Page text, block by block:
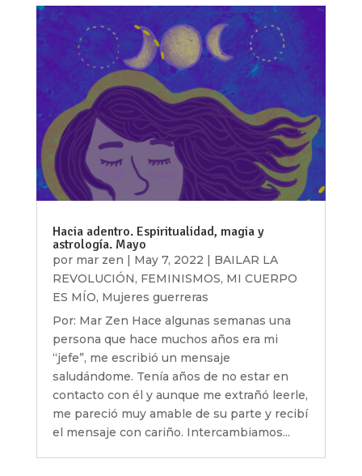
Hacia adentro. Espiritualidad, magia y
astrología. Mayo
por mar zen May 7, 2022
BAILAR LA
REVOLUCIÓN, FEMINISMOS, MI CUERPO
ES MÍO, Mujeres guerreras
Por: Mar Zen Hace algunas semanas una
persona que hace muchos años era mi
“jefe”, me escribió un mensaje
saludándome. Tenía años de no estar en
contacto con él y aunque me extrañó leerle,
me pareció muy amable de su parte y recibí
el mensaje con cariño. Intercambiamos...